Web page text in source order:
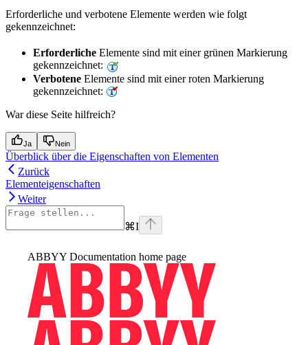
Erforderliche und verbotene Elemente werden wie folgt
gekennzeichnet:
Erforderliche Elemente sind mit einer grünen Markierung
gekennzeichnet:
Verbotene Elemente sind mit einer roten Markierung
gekennzeichnet:
War diese Seite hilfreich?
Ja Nein
Überblick über die Eigenschaften von Elementen
Zurück
Elementeigenschaften
Weiter
⌘I
ABBYY Documentation home page